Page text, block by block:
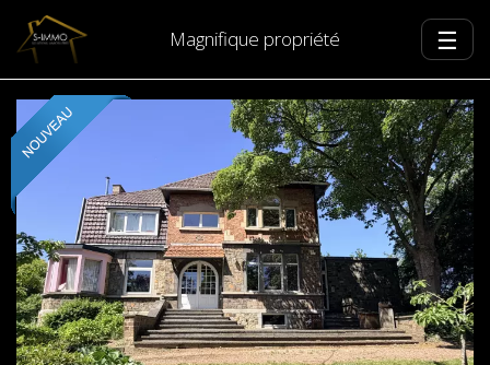
Magnifique propriété ☰